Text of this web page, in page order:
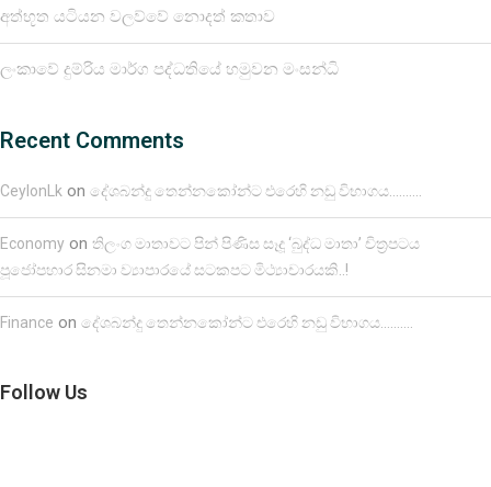
අත්භූත යටියන වලව්වේ නොදත් කතාව
ලංකාවේ දුම්රිය මාර්ග පද්ධතියේ හමුවන මංසන්ධි
Recent Comments
CeylonLk on දේශබන්දු තෙන්නකෝන්ට එරෙහි නඩු විභාගය……….
Economy on තිලංග මාතාවට පින් පිණිස සෑදූ ‘බුද්ධ මාතා’ චිත්‍රපටය
පූජෝපහාර සිනමා ව්‍යාපාරයේ සටකපට මිථ්‍යාචාරයකි..!
Finance on දේශබන්දු තෙන්නකෝන්ට එරෙහි නඩු විභාගය……….
Follow Us